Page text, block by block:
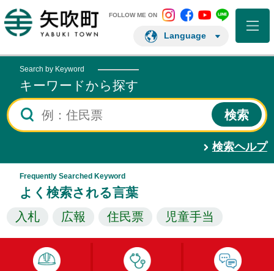
矢吹町ホームページ
FOLLOW ME ON 矢吹町 Instagram
矢吹町矢吹町矢吹町
Language
Search by Keyword
キーワードから探す
検索ヘルプ
Frequently Searched Keyword
よく検索される言葉
入札 広報 住民票 児童手当